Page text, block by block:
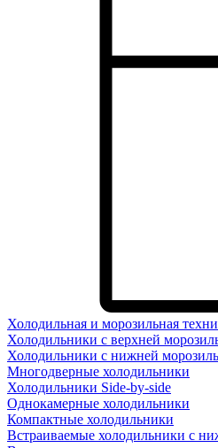
Холодильная и морозильная
Холодильники с верхней
Холодильники с нижней
Многодверные холодильники
Холодильники Side-by-side
Однокамерные холодильники
Компактные холодильники
Встраиваемые холодильники с